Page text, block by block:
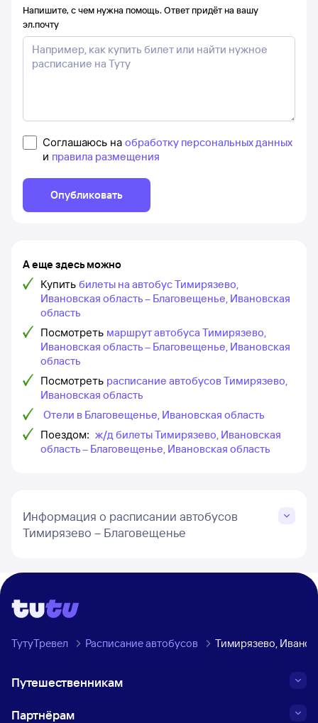
Напишите, с чем нужна помощь. Ответ придёт на вашу
эл.почту
Соглашаюсь на обработку персональных данных
и правила размещения
Опубликовать
А еще здесь можно
Купить билеты на автобус Тимирязево,
Ивановская область – Благовещенье, Ивановская
область
Посмотреть маршрут автобуса Тимирязево,
Ивановская область – Благовещенье, Ивановская
область
Посмотреть расписание автобусов Тимирязево,
Ивановская область
Отели в Благовещенье, Ивановская область
Поездом: ж/д билеты Тимирязево, Ивановская
область – Благовещенье, Ивановская область
Информация о расписании автобусов
Тимирязево – Благовещенье
ТутуТревел Расписание автобусов Тимирязево,
Путешественникам
Партнёрам